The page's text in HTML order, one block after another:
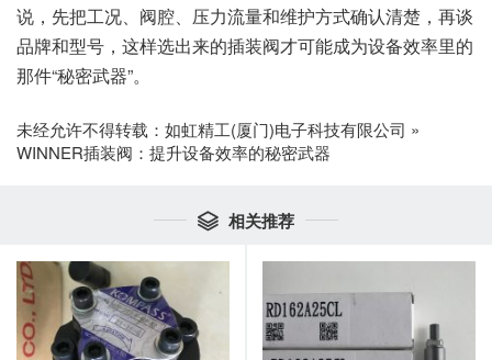
说，先把工况、阀腔、压力流量和维护方式确认清楚，再谈
品牌和型号，这样选出来的插装阀才可能成为设备效率里的
那件“秘密武器”。
未经允许不得转载： 如虹精工(厦门)电子科技有限公司 »
WINNER插装阀：提升设备效率的秘密武器
 相关推荐